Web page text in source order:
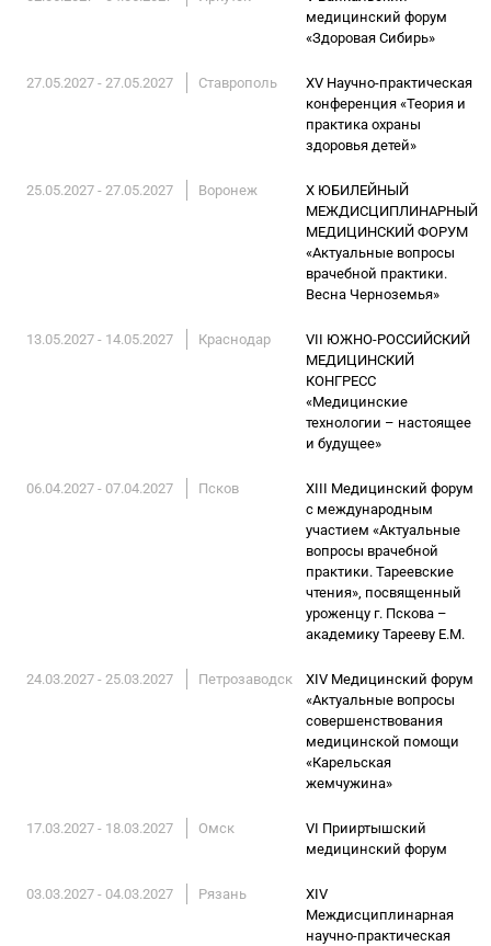
медицинский форум
«Здоровая Сибирь»
27.05.2027 - 27.05.2027 Ставрополь
XV Научно-практическая
конференция «Теория и
практика охраны
здоровья детей»
25.05.2027 - 27.05.2027 Воронеж
X ЮБИЛЕЙНЫЙ
МЕЖДИСЦИПЛИНАРНЫЙ
МЕДИЦИНСКИЙ ФОРУМ
«Актуальные вопросы
врачебной практики.
Весна Черноземья»
13.05.2027 - 14.05.2027 Краснодар
VII ЮЖНО-РОССИЙСКИЙ
МЕДИЦИНСКИЙ
КОНГРЕСС
«Медицинские
технологии – настоящее
и будущее»
06.04.2027 - 07.04.2027 Псков
XIII Медицинский форум
с международным
участием «Актуальные
вопросы врачебной
практики. Тареевские
чтения», посвященный
уроженцу г. Пскова –
академику Тарееву Е.М.
24.03.2027 - 25.03.2027 Петрозаводск
XIV Медицинский форум
«Актуальные вопросы
совершенствования
медицинской помощи
«Карельская
жемчужина»
17.03.2027 - 18.03.2027 Омск
VI Прииртышский
медицинский форум
03.03.2027 - 04.03.2027 Рязань
XIV
Междисциплинарная
научно-практическая